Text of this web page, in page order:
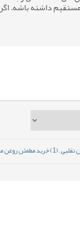
داشته باشه.
,(1) خرید مطمئن روغن موتور